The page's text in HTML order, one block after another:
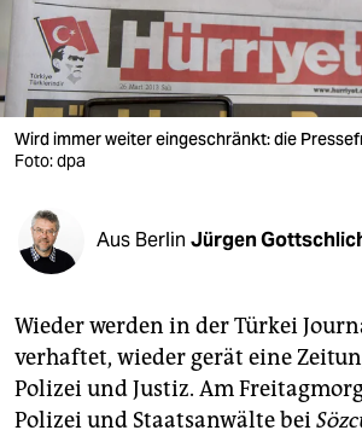
wahrheit
verlag
verlag
veranstaltungen
shop
fragen & hilfe
unterstützen
abo
genossenschaft
Wird immer weiter eingeschränkt: die
Foto: dpa
Aus Berlin Jürgen
Wieder werden in der Türkei
verhaftet, wieder gerät eine
Polizei und Justiz. Am
Polizei und Staatsanwälte bei